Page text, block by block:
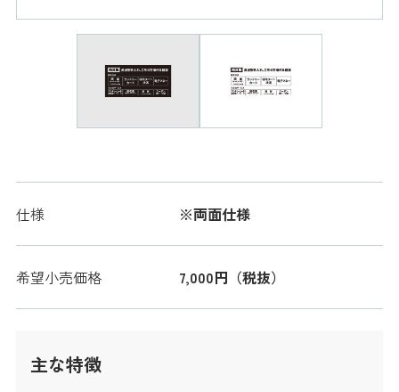
仕様 ※両面仕様
希望小売価格 7,000円（税抜）
主な特徴